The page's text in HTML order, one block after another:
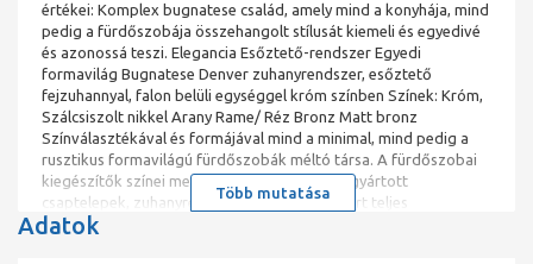
értékei: Komplex bugnatese család, amely mind a konyhája, mind
pedig a fürdőszobája összehangolt stílusát kiemeli és egyedivé
és azonossá teszi. Elegancia Esőztető-rendszer Egyedi
formavilág Bugnatese Denver zuhanyrendszer, esőztető
fejzuhannyal, falon belüli egységgel króm színben Színek: Króm,
Szálcsiszolt nikkel Arany Rame/ Réz Bronz Matt bronz
Színválasztékával és formájával mind a minimal, mind pedig a
rusztikus formavilágú fürdőszobák méltó társa. A fürdőszobai
kiegészítők színei megegyeznek a gyár által gyártott
csaptelepek, zuhanyrendszerek színeivel, ezért teljes
összhangban vannak egymással.
Több mutatása
Adatok